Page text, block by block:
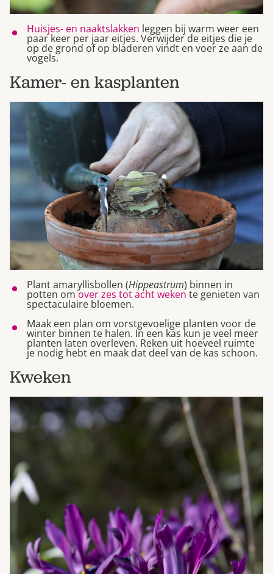
Huisjes- en naaktslakken leggen bij warm weer een
paar keer per jaar eitjes. Verwijder de eitjes die je
op de grond of op bladeren vindt en voer ze aan de
vogels.
Kamer- en kasplanten
Plant amaryllisbollen (Hippeastrum) binnen in
potten omover zes tot acht weken te genieten van
spectaculaire bloemen.
Maak een plan om vorstgevoelige planten voor de
winter binnen te halen. In een kas kun je veel meer
planten laten overleven. Reken uit hoeveel ruimte
je nodig hebt en maak dat deel van de kas schoon.
Kweken